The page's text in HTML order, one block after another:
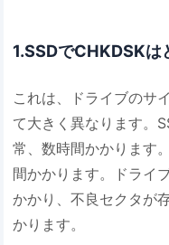
1.SSDでCHKDSKは
これは、ドライブのサ
て大きく異なります。
常、数時間かかります
間かかります。ドライ
かかり、不良セクタが
かります。